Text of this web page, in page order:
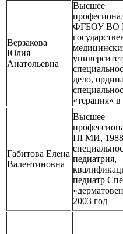
Верзакова
Юлия
Анатольевна
Высшее
ФГБОУ ВО
дело,
«терапия»
Габитова Елена
Валентиновна
Высшее
ПГМИ, 1988
педиатрия,
педиатр
2003 год